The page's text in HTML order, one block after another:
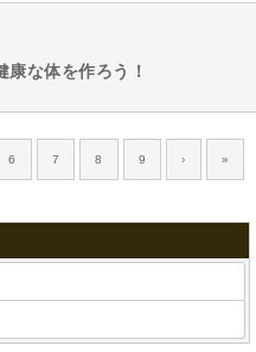
康な体を作ろう！
6 7 8 9 › »